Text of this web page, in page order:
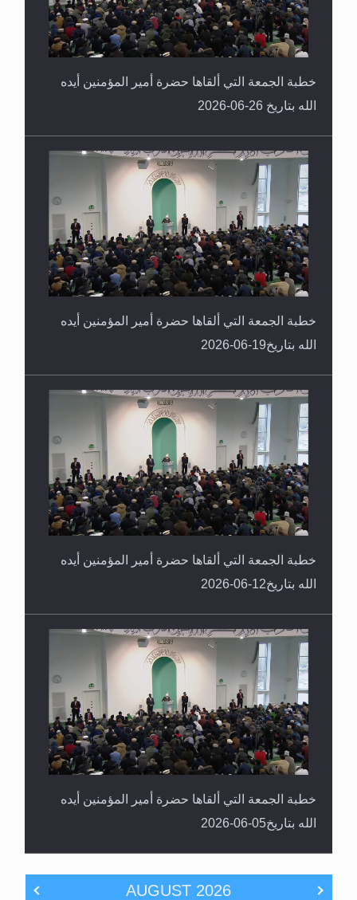
خطبة الجمعة التي ألقاها حضرة أمير المؤمنين أيده
الله بتاريخ 26-06-2026
خطبة الجمعة التي ألقاها حضرة أمير المؤمنين أيده
الله بتاريخ19-06-2026
خطبة الجمعة التي ألقاها حضرة أمير المؤمنين أيده
الله بتاريخ12-06-2026
خطبة الجمعة التي ألقاها حضرة أمير المؤمنين أيده
الله بتاريخ05-06-2026
AUGUST 2026